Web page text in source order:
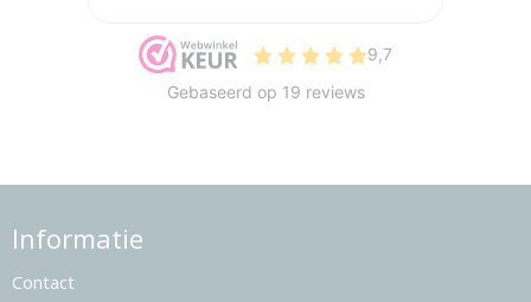
Informatie
Contact